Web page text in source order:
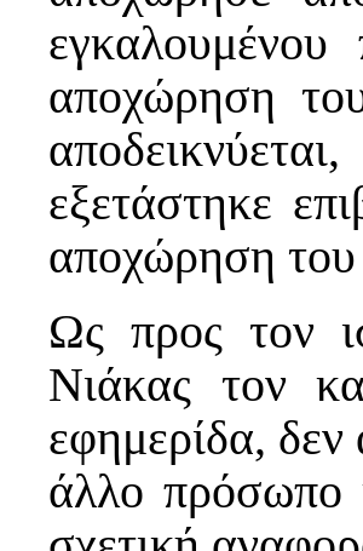
αποχώρηση
εξετάστηκε
αποχώρηση
Ως προς τον
Νιάκας τον
εφημερίδα,
άλλο πρόσωπο